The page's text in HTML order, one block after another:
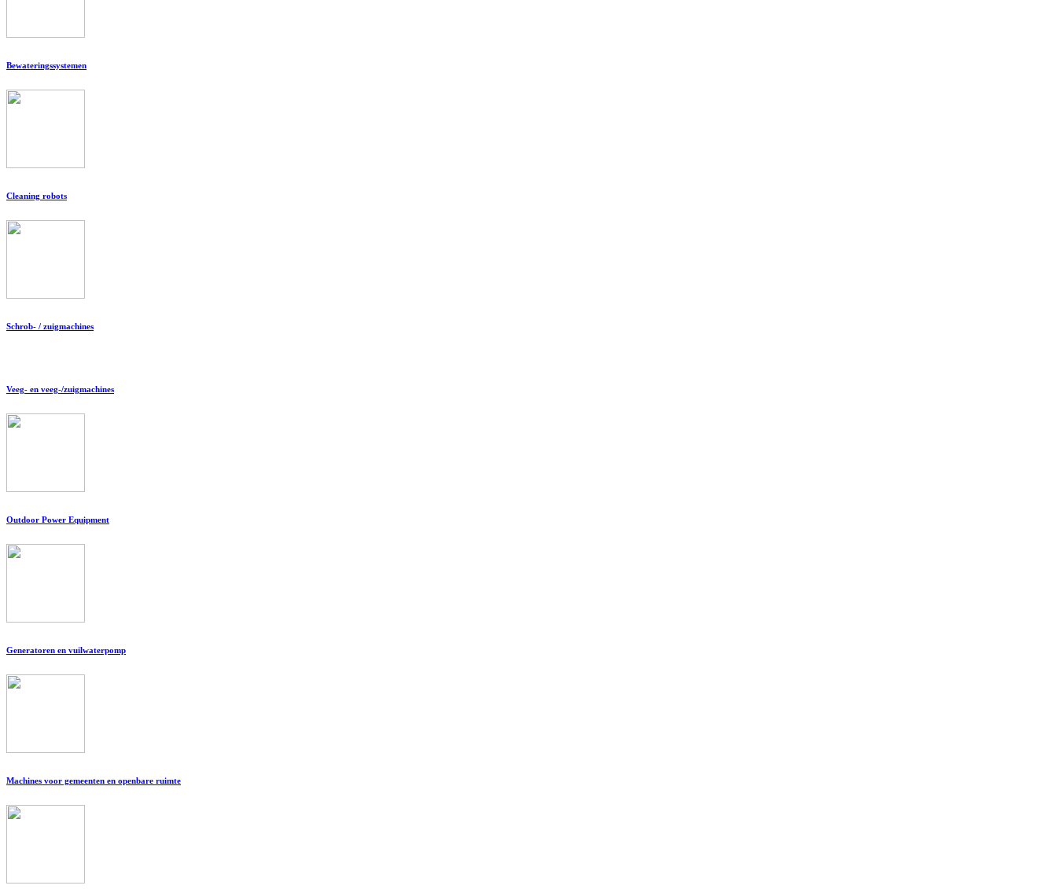
Bewateringssystemen
Cleaning robots
Schrob- / zuigmachines
Veeg- en veeg-/zuigmachines
Outdoor Power Equipment
Generatoren en vuilwaterpomp
Machines voor gemeenten en openbare ruimte